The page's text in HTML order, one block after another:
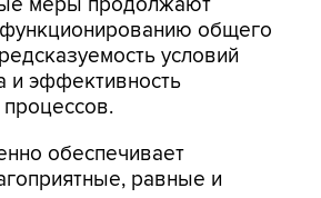
функционированию общего
условий
и эффективность
обеспечивает
равные и